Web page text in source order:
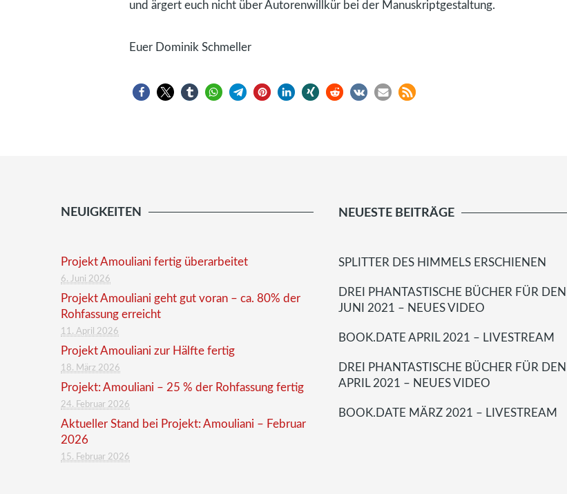
und ärgert euch nicht über Autorenwillkür bei der Manuskriptgestaltung.
Euer Dominik Schmeller
NEUIGKEITEN
Projekt Amouliani fertig überarbeitet
6. Juni 2026
Projekt Amouliani geht gut voran – ca. 80% der
Rohfassung erreicht
11. April 2026
Projekt Amouliani zur Hälfte fertig
18. März 2026
Projekt: Amouliani – 25 % der Rohfassung fertig
24. Februar 2026
Aktueller Stand bei Projekt: Amouliani – Februar
2026
15. Februar 2026
NEUESTE BEITRÄGE
SPLITTER DES HIMMELS ERSCHIENEN
DREI PHANTASTISCHE BÜCHER FÜR DEN
JUNI 2021 – NEUES VIDEO
BOOK.DATE APRIL 2021 – LIVESTREAM
DREI PHANTASTISCHE BÜCHER FÜR DEN
APRIL 2021 – NEUES VIDEO
BOOK.DATE MÄRZ 2021 – LIVESTREAM